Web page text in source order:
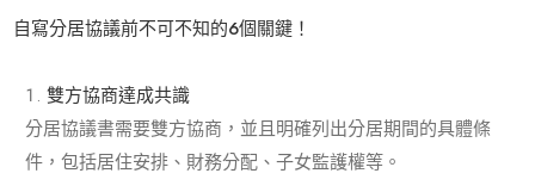
自寫分居協議前不可不知的6個關鍵！
雙方協商達成共識
分居協議書需要雙方協商，並且明確列出分居期間的具體條
件，包括居住安排、財務分配、子女監護權等。